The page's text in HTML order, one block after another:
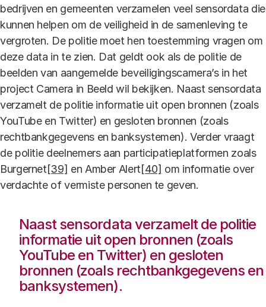
bedrijven en gemeenten verzamelen veel sensordata die
kunnen helpen om de veiligheid in de samenleving te
vergroten. De politie moet hen toestemming vragen om
deze data in te zien. Dat geldt ook als de politie de
beelden van aangemelde beveiligingscamera’s in het
project Camera in Beeld wil bekijken. Naast sensordata
verzamelt de politie informatie uit open bronnen (zoals
YouTube en Twitter) en gesloten bronnen (zoals
rechtbankgegevens en banksystemen). Verder vraagt
de politie deelnemers aan participatieplatformen zoals
Burgernet[39] en Amber Alert[40] om informatie over
verdachte of vermiste personen te geven.
Naast sensordata verzamelt de politie
informatie uit open bronnen (zoals
YouTube en Twitter) en gesloten
bronnen (zoals rechtbankgegevens en
banksystemen).